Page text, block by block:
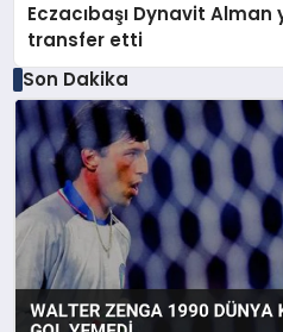
Eczacıbaşı Dynavit Alman
transfer etti
Son Dakika